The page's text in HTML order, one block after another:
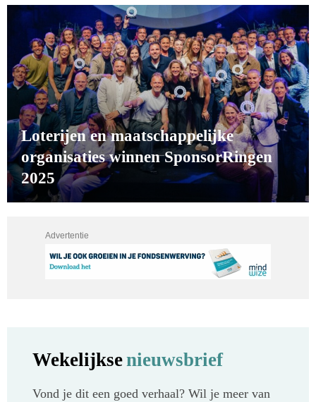
Loterijen en maatschappelijke
organisaties winnen SponsorRingen
2025
Advertentie
Wekelijksenieuwsbrief
Vond je dit een goed verhaal? Wil je meer van